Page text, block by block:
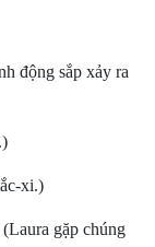
động sắp xảy ra
xi.)
(Laura gặp chúng